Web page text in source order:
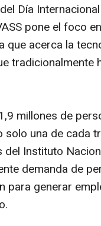
Día
pone el foco
que acerca la
tradicionalmente
millones de
solo una de cada
del Instituto
demanda de
para generar